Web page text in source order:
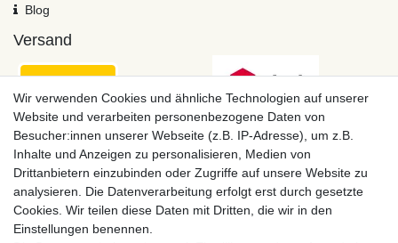
Blog
Versand
Zahlungsmöglichkeiten
Wir verwenden Cookies und ähnliche Technologien auf unserer
Website und verarbeiten personenbezogene Daten von
Besucher:innen unserer Webseite (z.B. IP-Adresse), um z.B.
Inhalte und Anzeigen zu personalisieren, Medien von
Drittanbietern einzubinden oder Zugriffe auf unsere Website zu
analysieren. Die Datenverarbeitung erfolgt erst durch gesetzte
Cookies. Wir teilen diese Daten mit Dritten, die wir in den
Einstellungen benennen.